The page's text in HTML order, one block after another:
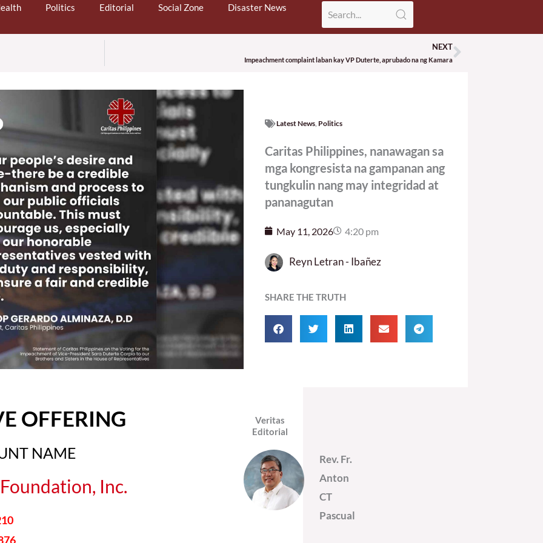
Politics Editorial Social Zone Disaster News
NEXT
Impeachment complaint laban kay VP Duterte, aprubado na ng KamaraNext
Latest News, Politics
Caritas Philippines, nanawagan sa
mga kongresista na gampanan ang
tungkulin nang may integridad at
pananagutan
May 11, 2026 4:20 pm
Reyn Letran - Ibañez
SHARE THE TRUTH
OFFERING
NAME
Inc.
Veritas
Editorial
Rev. Fr.
Anton
CT
Pascual